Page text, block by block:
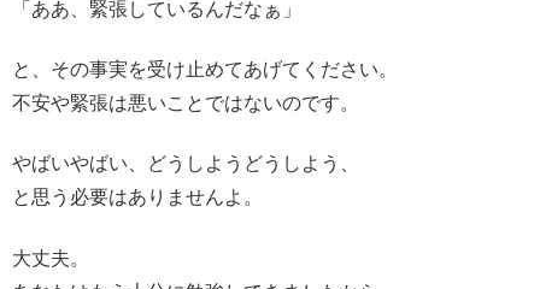
「ああ、緊張しているんだなぁ」
と、その事実を受け止めてあげてください。
不安や緊張は悪いことではないのです。
やばいやばい、どうしようどうしよう、
と思う必要はありませんよ。
大丈夫。